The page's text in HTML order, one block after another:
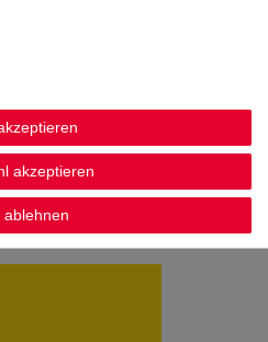
Bewertungen vorhanden.
akzeptieren
ablehnen